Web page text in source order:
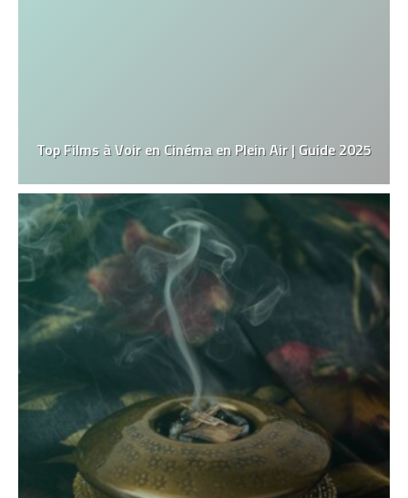
Top Films à Voir en Cinéma en Plein Air | Guide 2025